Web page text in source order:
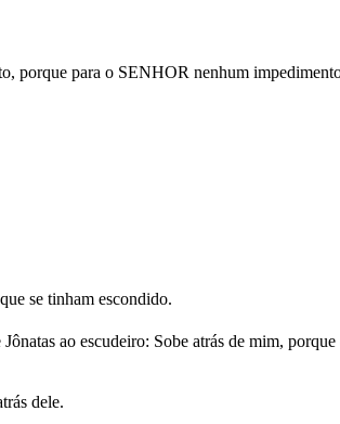
porque para o SENHOR nenhum
se tinham escondido.
ao escudeiro: Sobe atrás de mim,
dele.